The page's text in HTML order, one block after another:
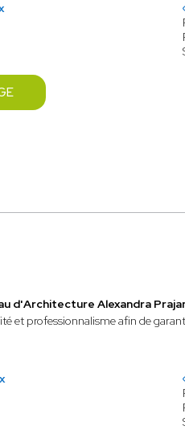
d'Architecture Alexandra
et professionnalisme afin de